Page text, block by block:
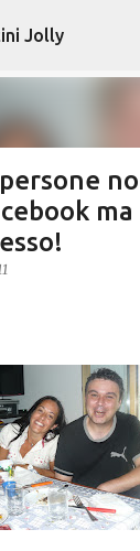
ai contenuti
Jolly
ma